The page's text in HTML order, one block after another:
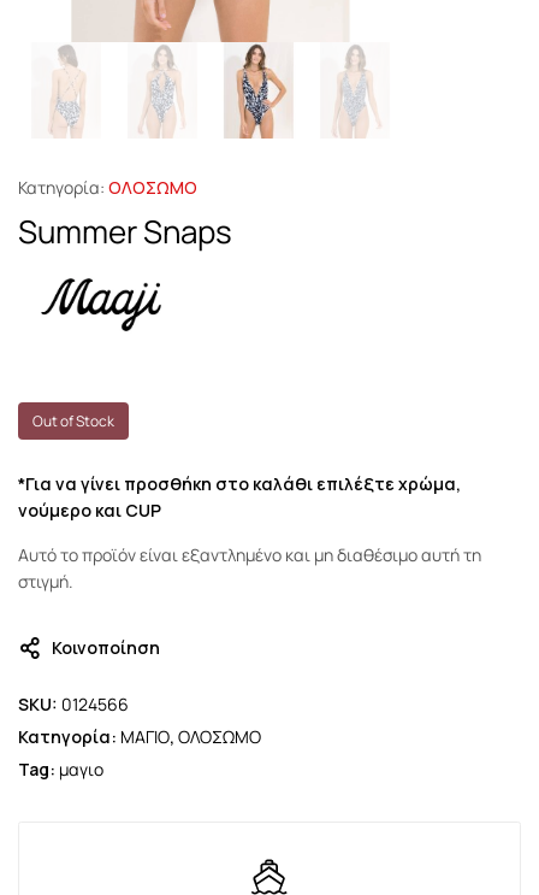
Κατηγορία: ΟΛΟΣΩΜΟ
Summer Snaps
Out of Stock
*Για να γίνει προσθήκη στο καλάθι επιλέξτε χρώμα,
νούμερο και CUP
Αυτό το προϊόν είναι εξαντλημένο και μη διαθέσιμο αυτή τη
στιγμή.
Κοινοποίηση
SKU: 0124566
Κατηγορία: ΜΑΓΙΟ, ΟΛΟΣΩΜΟ
Tag: μαγιο